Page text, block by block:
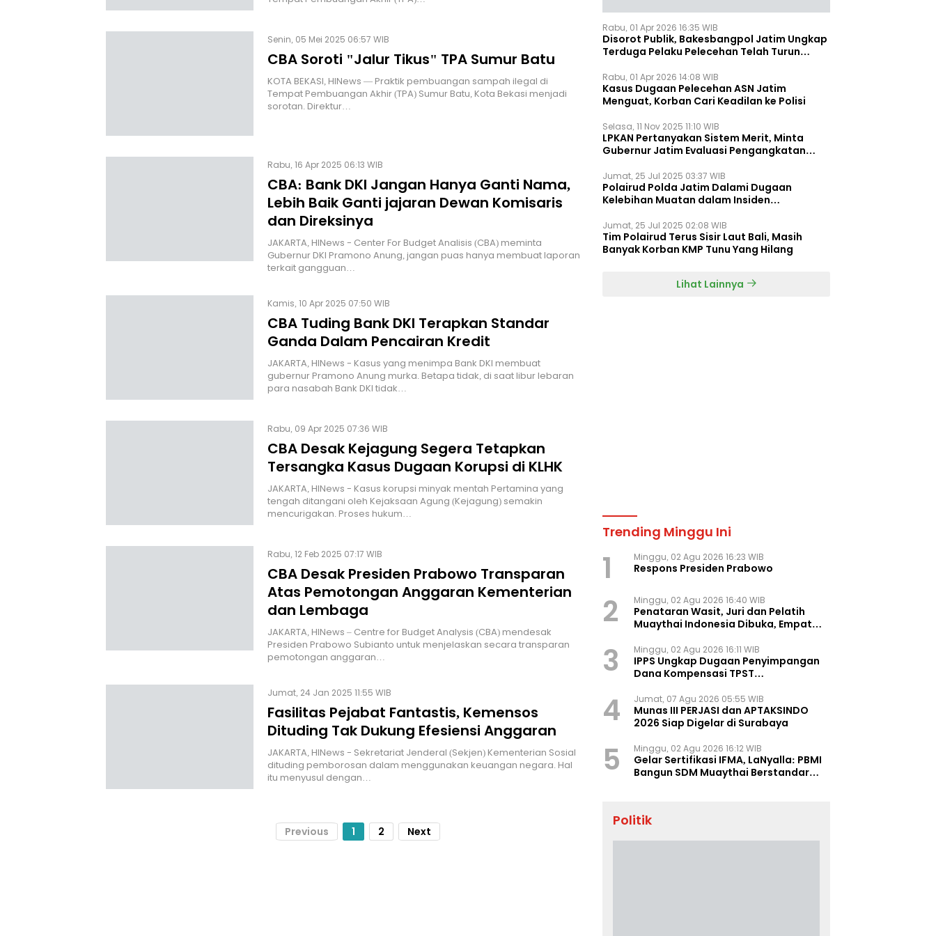
Senin, 05 Mei 2025 06:57 WIB
CBA Soroti "Jalur Tikus" TPA Sumur Batu
KOTA BEKASI, HINews — Praktik pembuangan sampah ilegal di
Tempat Pembuangan Akhir (TPA) Sumur Batu, Kota Bekasi menjadi
sorotan. Direktur…
Rabu, 16 Apr 2025 06:13 WIB
CBA: Bank DKI Jangan Hanya Ganti Nama,
Lebih Baik Ganti jajaran Dewan Komisaris
dan Direksinya
JAKARTA, HINews - Center For Budget Analisis (CBA) meminta
Gubernur DKI Pramono Anung, jangan puas hanya membuat laporan
terkait gangguan…
Kamis, 10 Apr 2025 07:50 WIB
CBA Tuding Bank DKI Terapkan Standar
Ganda Dalam Pencairan Kredit
JAKARTA, HINews - Kasus yang menimpa Bank DKI membuat
gubernur Pramono Anung murka. Betapa tidak, di saat libur lebaran
para nasabah Bank DKI tidak…
Rabu, 09 Apr 2025 07:36 WIB
CBA Desak Kejagung Segera Tetapkan
Tersangka Kasus Dugaan Korupsi di KLHK
JAKARTA, HINews - Kasus korupsi minyak mentah Pertamina yang
tengah ditangani oleh Kejaksaan Agung (Kejagung) semakin
mencurigakan. Proses hukum…
Rabu, 12 Feb 2025 07:17 WIB
CBA Desak Presiden Prabowo Transparan
Atas Pemotongan Anggaran Kementerian
dan Lembaga
JAKARTA, HINews – Centre for Budget Analysis (CBA) mendesak
Presiden Prabowo Subianto untuk menjelaskan secara transparan
pemotongan anggaran…
Jumat, 24 Jan 2025 11:55 WIB
Fasilitas Pejabat Fantastis, Kemensos
Dituding Tak Dukung Efesiensi Anggaran
JAKARTA, HINews - Sekretariat Jenderal (Sekjen) Kementerian Sosial
dituding pemborosan dalam menggunakan keuangan negara. Hal
itu menyusul dengan…
Previous 1 2 Next
Rabu, 01 Apr 2026 16:35 WIB
Disorot Publik, Bakesbangpol Jatim Ungkap
Terduga Pelaku Pelecehan Telah Turun
Rabu, 01 Apr 2026 14:08 WIB
Kasus Dugaan Pelecehan ASN Jatim
Menguat, Korban Cari Keadilan ke Polisi
Selasa, 11 Nov 2025 11:10 WIB
LPKAN Pertanyakan Sistem Merit, Minta
Gubernur Jatim Evaluasi Pengangkatan
Jumat, 25 Jul 2025 03:37 WIB
Polairud Polda Jatim Dalami Dugaan
Kelebihan Muatan dalam Insiden
Jumat, 25 Jul 2025 02:08 WIB
Tim Polairud Terus Sisir Laut Bali, Masih
Banyak Korban KMP Tunu Yang Hilang
Lihat Lainnya
Trending Minggu Ini
1 Minggu, 02 Agu 2026 16:23 WIB
Respons Presiden Prabowo
2 Minggu, 02 Agu 2026 16:40 WIB
Penataran Wasit, Juri dan Pelatih
Muaythai Indonesia Dibuka, Empat
3 Minggu, 02 Agu 2026 16:11 WIB
IPPS Ungkap Dugaan Penyimpangan
Dana Kompensasi TPST
4 Jumat, 07 Agu 2026 05:55 WIB
Munas III PERJASI dan APTAKSINDO
2026 Siap Digelar di Surabaya
5 Minggu, 02 Agu 2026 16:12 WIB
Gelar Sertifikasi IFMA, LaNyalla: PBMI
Bangun SDM Muaythai Berstandar
Politik